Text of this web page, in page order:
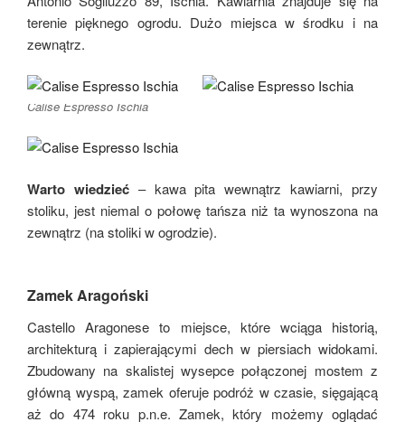
terenie pięknego ogrodu. Dużo miejsca w środku i na
zewnątrz.
Calise Espresso Ischia
Warto wiedzieć– kawa pita wewnątrz kawiarni, przy
stoliku, jest niemal o połowę tańsza niż ta wynoszona na
zewnątrz (na stoliki w ogrodzie).
Zamek Aragoński
Castello Aragonese to miejsce, które wciąga historią,
architekturą i zapierającymi dech w piersiach widokami.
Zbudowany na skalistej wysepce połączonej mostem z
główną wyspą, zamek oferuje podróż w czasie, sięgającą
aż do 474 roku p.n.e. Zamek, który możemy oglądać